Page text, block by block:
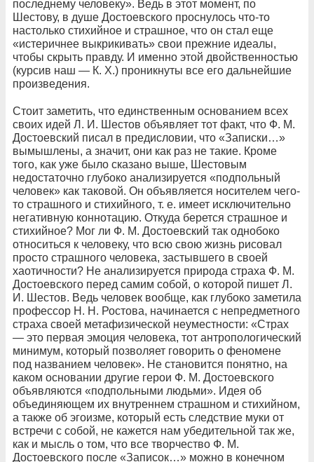
последнему человеку». Ведь в этот момент, по
Шестову, в душе Достоевского проснулось что-то
настолько стихийное и страшное, что он стал еще
«истеричнее выкрикивать» свои прежние идеалы,
чтобы скрыть правду. И именно этой двойственностью
(курсив наш — К. Х.) проникнуты все его дальнейшие
произведения.
Стоит заметить, что единственным основанием всех
своих идей Л. И. Шестов объявляет тот факт, что Ф. М.
Достоевский писал в предисловии, что «Записки…»
вымышлены, а значит, они как раз не такие. Кроме
того, как уже было сказано выше, Шестовым
недостаточно глубоко анализируется «подпольный
человек» как таковой. Он объявляется носителем чего-
то страшного и стихийного, т. е. имеет исключительно
негативную коннотацию. Откуда берется страшное и
стихийное? Мог ли Ф. М. Достоевский так однобоко
относиться к человеку, что всю свою жизнь рисовал
просто страшного человека, застывшего в своей
хаотичности? Не анализируется природа страха Ф. М.
Достоевского перед самим собой, о которой пишет Л.
И. Шестов. Ведь человек вообще, как глубоко заметила
профессор Н. Н. Ростова, начинается с непредметного
страха своей метафизической неуместности: «Страх
— это первая эмоция человека, тот антропологический
минимум, который позволяет говорить о феномене
под названием человек». Не становится понятно, на
каком основании другие герои Ф. М. Достоевского
объявляются «подпольными людьми». Идея об
объединяющем их внутреннем страшном и стихийном,
а также об эгоизме, который есть следствие муки от
встречи с собой, не кажется нам убедительной так же,
как и мысль о том, что все творчество Ф. М.
Достоевского после «Записок…» можно в конечном